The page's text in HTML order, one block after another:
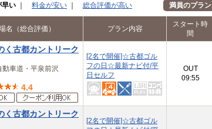
早い 料金が安い 総合評価が高い 満員のプラン
名（総合評価） プラン内容
スタート時
間
く古都カントリーク
車道・平泉前沢
4.4
[2名で開催]☆古都ゴル
フの日☆最新ナビ付/平
日セルフ
OUT
09:55
く古都カントリーク
[2名で開催]☆古都ゴル